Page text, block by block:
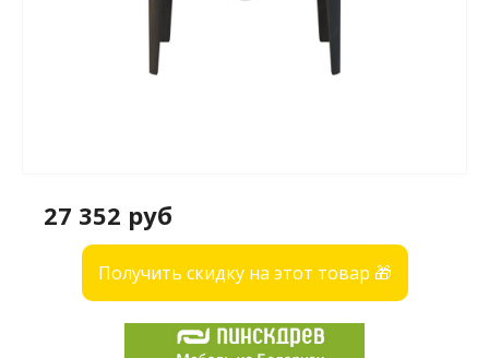
27 352 руб
Получить скидку на этот товар 🎁